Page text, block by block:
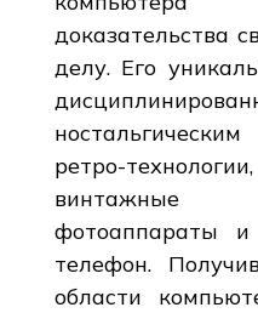
доказательства
делу. Его
ретро-
фотоаппараты
телефон.
области